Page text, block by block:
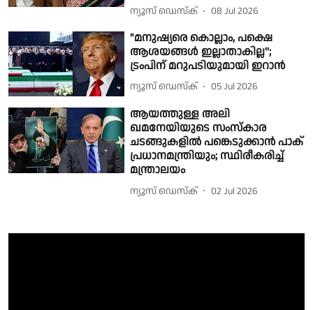
ന്യൂസ് ഡെസ്ക് 08 Jul 2026
"മനുഷ്യരെ കൊല്ലാം, പക്ഷെ
ആശയങ്ങള്‍ ഇല്ലാതാകില്ല'';
ട്രംപിന് മറുപടിയുമായി ഇറാന്‍
ന്യൂസ് ഡെസ്ക് 05 Jul 2026
ആയത്തുള്ള അലി
ഖമനേയിയുടെ സംസ്കാര
ചടങ്ങുകളിൽ പങ്കെടുക്കാൻ പാക്
പ്രധാനമന്ത്രിയും; സ്ഥിരീകരിച്ച്
മന്ത്രാലയം
ന്യൂസ് ഡെസ്ക് 02 Jul 2026